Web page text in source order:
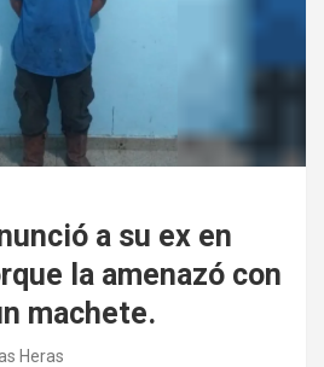
a su ex en
la amenazó con
machete.
Heras